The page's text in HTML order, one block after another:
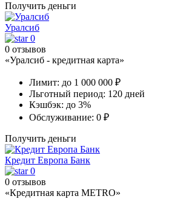
Получить деньги
Уралсиб
0
0 отзывов
«Уралсиб - кредитная карта»
Лимит: до 1 000 000 ₽
Льготный период: 120 дней
Кэшбэк: до 3%
Обслуживание: 0 ₽
Получить деньги
Кредит Европа Банк
0
0 отзывов
«Кредитная карта METRO»